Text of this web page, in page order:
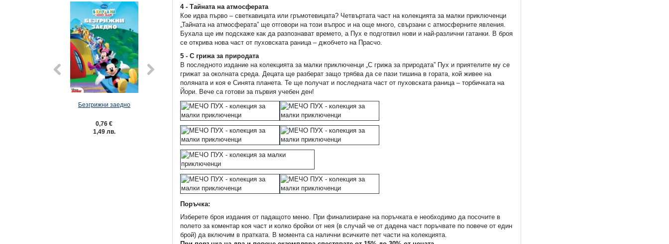
Безгрижни заедно
0,76 €
1,49 лв.
Опитен екип
1,49 лв.
Мечтана промяна
1,49 лв.
4 - Тайната на атмосферата
Кое идва първо – светкавицата или гръмотевицата? Четвъртата част на колекцията за малки приключенци
„Тайната на атмосферата” ще отговори на този въпрос и на още много, свързани с атмосферните явления.
Бухала ще им подскаже как да разпознават времето, а Пух е подготвил нови и най-различни гатанки. В броя
се открива нова част от пуховската раница – джобчето на Прасчо.
5 - С грижа за природата
В последното издание на колекцията за малки приключенци „С грижа за природата” Пух и приятелите му се
грижат за околната среда. Децата ще разберат защо трябва да се пази тишина в гората, кой живее на
поляната и коя е Синята планета. Те ще получат и последната част от пуховската раница – торбичката на
Йори. Вече са готови за първия учебен ден!
Поръчка:
Изберете броя издания от падащото меню. При финализиране на поръчката е необходимо да посочите в
полето за коментар коя част и колко бройки от нея (в случай че от дадена част поръчвате по повече от един
брой) да включим в пратката. В момента са налични всичките пет части на колекцията.